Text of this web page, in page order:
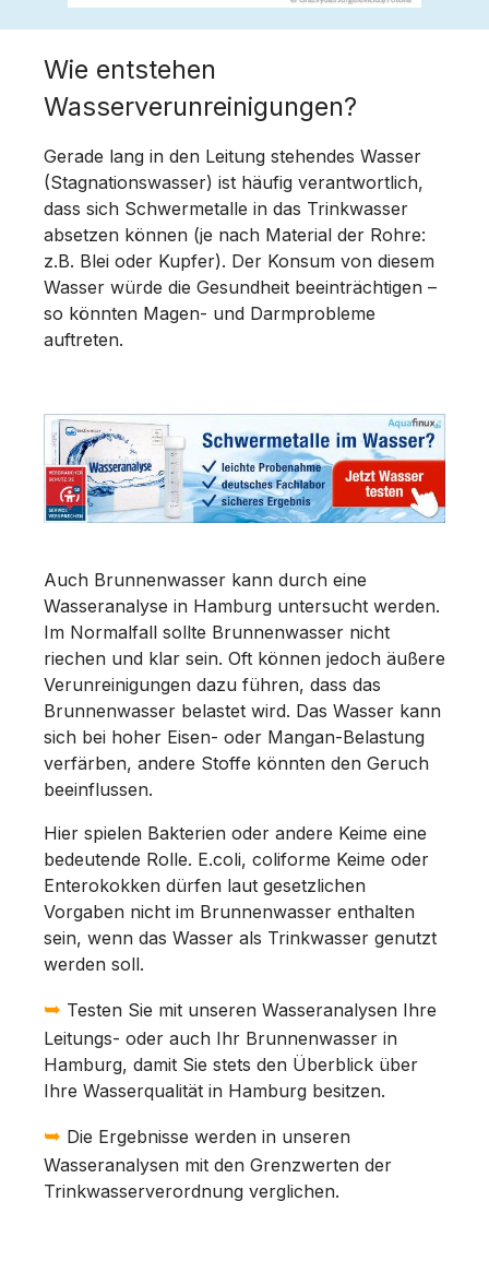
Wie entstehen
Wasserverunreinigungen?
Gerade lang in den Leitung stehendes Wasser
(Stagnationswasser) ist häufig verantwortlich,
dass sich Schwermetalle in das Trinkwasser
absetzen können (je nach Material der Rohre:
z.B. Blei oder Kupfer). Der Konsum von diesem
Wasser würde die Gesundheit beeinträchtigen –
so könnten Magen- und Darmprobleme
auftreten.
Auch Brunnenwasser kann durch eine
Wasseranalyse in Hamburg untersucht werden.
Im Normalfall sollte Brunnenwasser nicht
riechen und klar sein. Oft können jedoch äußere
Verunreinigungen dazu führen, dass das
Brunnenwasser belastet wird. Das Wasser kann
sich bei hoher Eisen- oder Mangan-Belastung
verfärben, andere Stoffe könnten den Geruch
beeinflussen.
Hier spielen Bakterien oder andere Keime eine
bedeutende Rolle. E.coli, coliforme Keime oder
Enterokokken dürfen laut gesetzlichen
Vorgaben nicht im Brunnenwasser enthalten
sein, wenn das Wasser als Trinkwasser genutzt
werden soll.
➥ Testen Sie mit unseren Wasseranalysen Ihre
Leitungs- oder auch Ihr Brunnenwasser in
Hamburg, damit Sie stets den Überblick über
Ihre Wasserqualität in Hamburg besitzen.
➥ Die Ergebnisse werden in unseren
Wasseranalysen mit den Grenzwerten der
Trinkwasserverordnung verglichen.